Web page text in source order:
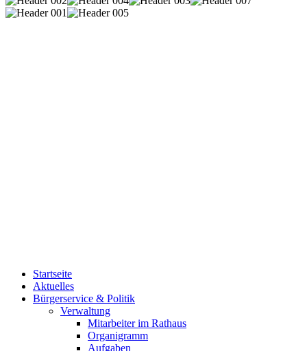
Startseite
Aktuelles
Bürgerservice & Politik
Verwaltung
Mitarbeiter im Rathaus
Organigramm
Aufgaben